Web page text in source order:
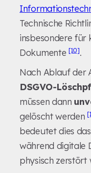
Technische
insbesondere für
Dokumente [10].
Nach Ablauf der
DSGVO-
müssen dann
gelöscht werden
bedeutet dies
während digitale
physisch zerstört